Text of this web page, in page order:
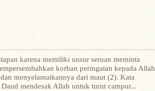
karena memiliki unsur seruan meminta
korban peringatan kepada Allah
menyelamatkannya dari maut (2). Kata
mendesak Allah untuk turut campur...